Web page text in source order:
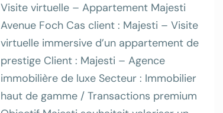
Visite virtuelle – Appartement Majesti
Avenue Foch Cas client : Majesti – Visite
virtuelle immersive d’un appartement de
prestige Client : Majesti – Agence
immobilière de luxe Secteur : Immobilier
haut de gamme / Transactions premium